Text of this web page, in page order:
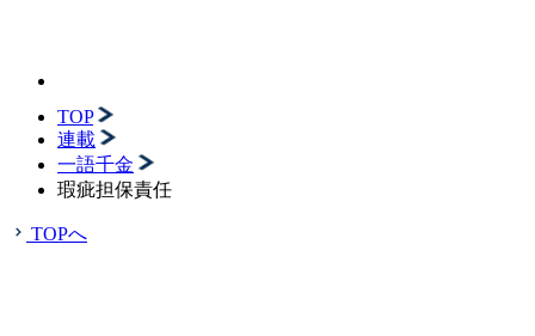
TOP
連載
一語千金
瑕疵担保責任
TOPへ